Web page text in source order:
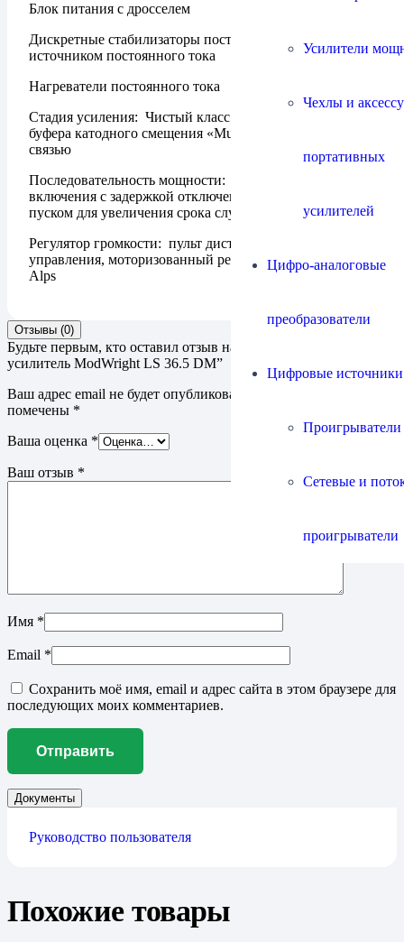
Усилители
Чехлы и
портативных
усилителей
Цифро-аналоговые
преобразователи
Цифровые источники
Сетевые и
проигрыватели
Блок питания с дросселем
Дискретные стабилизаторы постоянного тока B+ с
источником постоянного тока
Нагреватели постоянного тока
Стадия усиления: Чистый класс A, каскад усиления/
буфера катодного смещения «Mu» с нулевой обратной
связью
Последовательность мощности: Последовательность
включения с задержкой отключения звука и плавным
пуском для увеличения срока службы лампы
Регулятор громкости: пульт дистанционного
управления, моторизованный регулятор громкости
Alps
Отзывы (0)
Будьте первым, кто оставил отзыв на “Предварительный
усилитель ModWright LS 36.5 DM”
Ваш адрес email не будет опубликован.
помечены *
Ваша оценка *
Ваш отзыв *
Имя *
Email *
Сохранить моё имя, email и адрес сайта в этом браузере для
последующих моих комментариев.
Документы
Руководство пользователя
Похожие товары